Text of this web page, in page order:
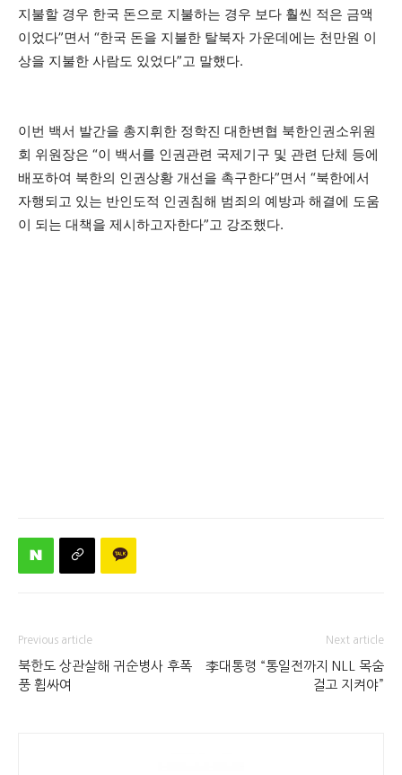
지불할 경우 한국 돈으로 지불하는 경우 보다 훨씬 적은 금액
이었다”면서 “한국 돈을 지불한 탈북자 가운데에는 천만원 이
상을 지불한 사람도 있었다”고 말했다.
이번 백서 발간을 총지휘한 정학진 대한변협 북한인권소위원
회 위원장은 “이 백서를 인권관련 국제기구 및 관련 단체 등에
배포하여 북한의 인권상황 개선을 촉구한다”면서 “북한에서
자행되고 있는 반인도적 인권침해 범죄의 예방과 해결에 도움
이 되는 대책을 제시하고자한다”고 강조했다.
Previous article
북한도 상관살해 귀순병사 후폭
풍 휩싸여
Next article
李대통령 “통일전까지 NLL 목숨
걸고 지켜야”